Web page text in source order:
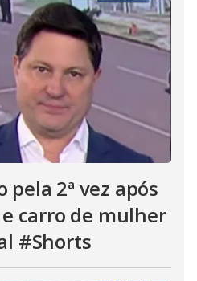
pela 2ª vez após
carro de mulher
#Shorts